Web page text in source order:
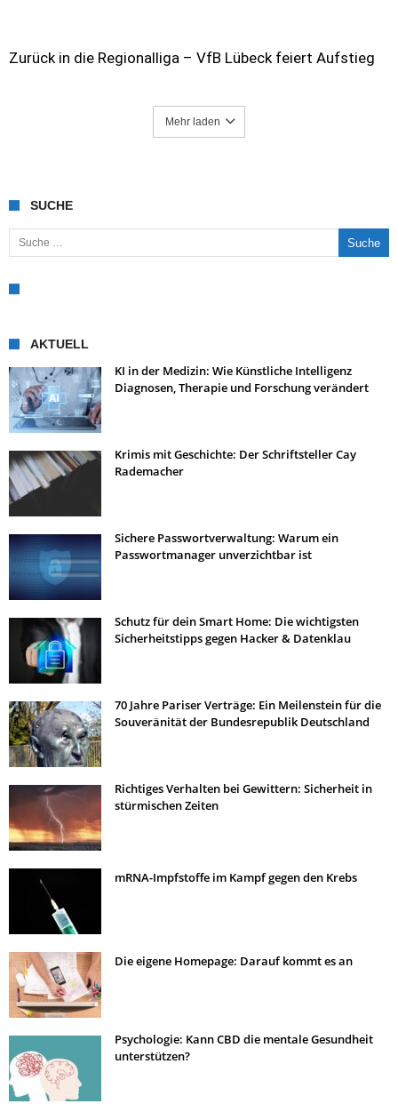
Zurück in die Regionalliga – VfB Lübeck feiert Aufstieg
Mehr laden
SUCHE
Suche nach:
AKTUELL
KI in der Medizin: Wie Künstliche Intelligenz
Diagnosen, Therapie und Forschung verändert
Krimis mit Geschichte: Der Schriftsteller Cay
Rademacher
Sichere Passwortverwaltung: Warum ein
Passwortmanager unverzichtbar ist
Schutz für dein Smart Home: Die wichtigsten
Sicherheitstipps gegen Hacker & Datenklau
70 Jahre Pariser Verträge: Ein Meilenstein für die
Souveränität der Bundesrepublik Deutschland
Richtiges Verhalten bei Gewittern: Sicherheit in
stürmischen Zeiten
mRNA-Impfstoffe im Kampf gegen den Krebs
Die eigene Homepage: Darauf kommt es an
Psychologie: Kann CBD die mentale Gesundheit
unterstützen?